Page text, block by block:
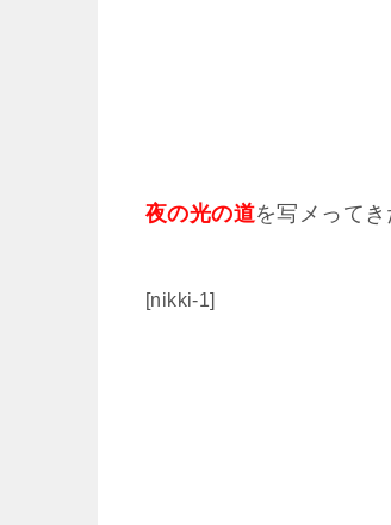
夜の光の道を写メって
[nikki-1]